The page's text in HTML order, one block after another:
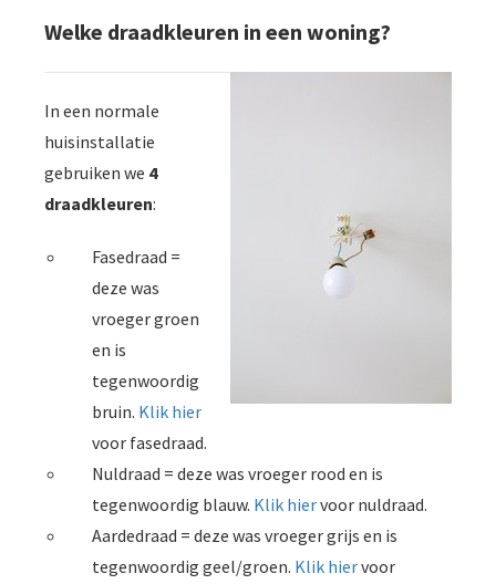
Welke draadkleuren in een woning?
In een normale
huisinstallatie
gebruiken we 4
draadkleuren:
Fasedraad =
deze was
vroeger groen
en is
tegenwoordig
bruin. Klik hier
voor fasedraad.
Nuldraad = deze was vroeger rood en is
tegenwoordig blauw. Klik hiervoor nuldraad.
Aardedraad = deze was vroeger grijs en is
tegenwoordig geel/groen. Klik hiervoor